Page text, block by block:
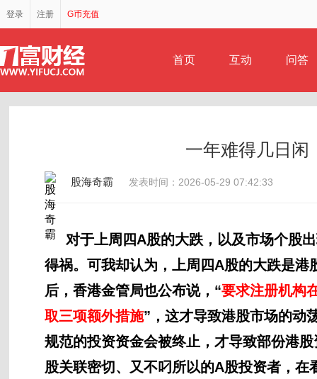
登录 注册 G币充值
首页 互动 问答
一年难得几日闲
股海奇霸 发表时间：2026-05-29 07:42:33
对于上周四A股的大跌，以及市场个股
得祸。可我却认为，上周四A股的大跌是
后，香港金管局也公布说，“要求注册机构
取三项额外措施”，这才导致港股市场的动
规范的投资资金会被终止，才导致部份港
股关联密切、又不叼所以的A股投资者，